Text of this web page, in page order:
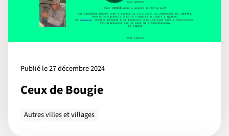
Publié le 27 décembre 2024
Ceux de Bougie
Autres villes et villages